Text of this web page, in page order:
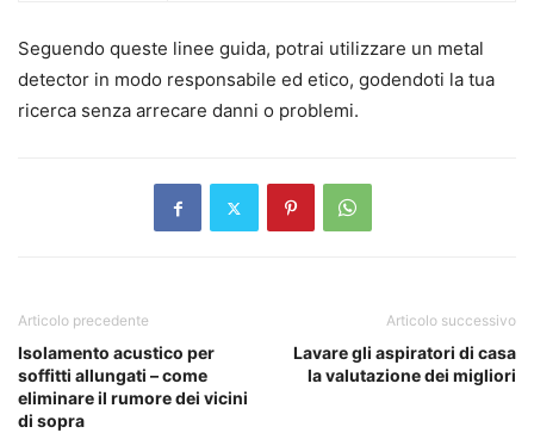
Seguendo queste linee guida, potrai utilizzare un metal
detector in modo responsabile ed etico, godendoti la tua
ricerca senza arrecare danni o problemi.
Articolo precedente
Isolamento acustico per
soffitti allungati – come
eliminare il rumore dei vicini
di sopra
Articolo successivo
Lavare gli aspiratori di casa
la valutazione dei migliori